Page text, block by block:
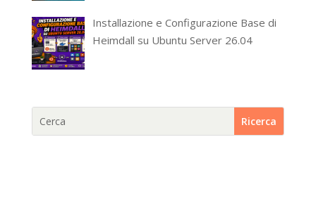
Installazione e Configurazione Base di
Heimdall su Ubuntu Server 26.04